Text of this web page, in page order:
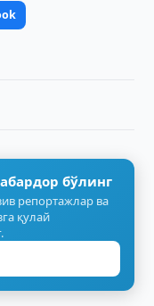
бўлинг
репортажлар ва
қулай